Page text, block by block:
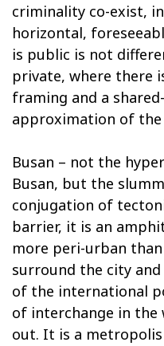
criminality co-exist,
horizontal,
is public is not
private, where there
framing and a
approximation of the
Busan – not the
Busan, but the
conjugation of
barrier, it is an
more peri-urban
surround the city
of the international
of interchange in the
out. It is a